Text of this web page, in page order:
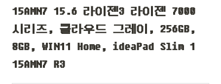
15AMN7 15.6 라이젠3 라이젠 7000
시리즈, 클라우드 그레이, 256GB,
8GB, WIN11 Home, ideaPad Slim 1
15AMN7 R3